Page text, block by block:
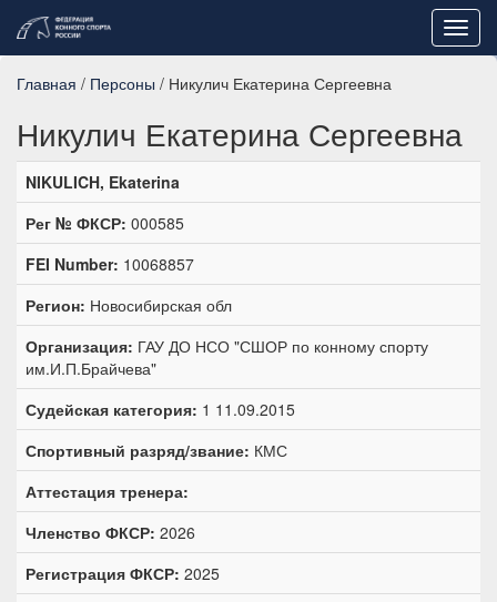
Главная / Персоны / Никулич Екатерина Сергеевна
Никулич Екатерина Сергеевна
NIKULICH, Ekaterina
Рег № ФКСР: 000585
FEI Number: 10068857
Регион: Новосибирская обл
Организация: ГАУ ДО НСО "СШОР по конному спорту
им.И.П.Брайчева"
Судейская категория: 1 11.09.2015
Спортивный разряд/звание: КМС
Аттестация тренера:
Членство ФКСР: 2026
Регистрация ФКСР: 2025